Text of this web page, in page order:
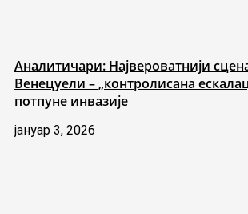
Аналитичари: Највероватнији
Венецуели – „контролисана
потпуне инвазије
јануар 3, 2026